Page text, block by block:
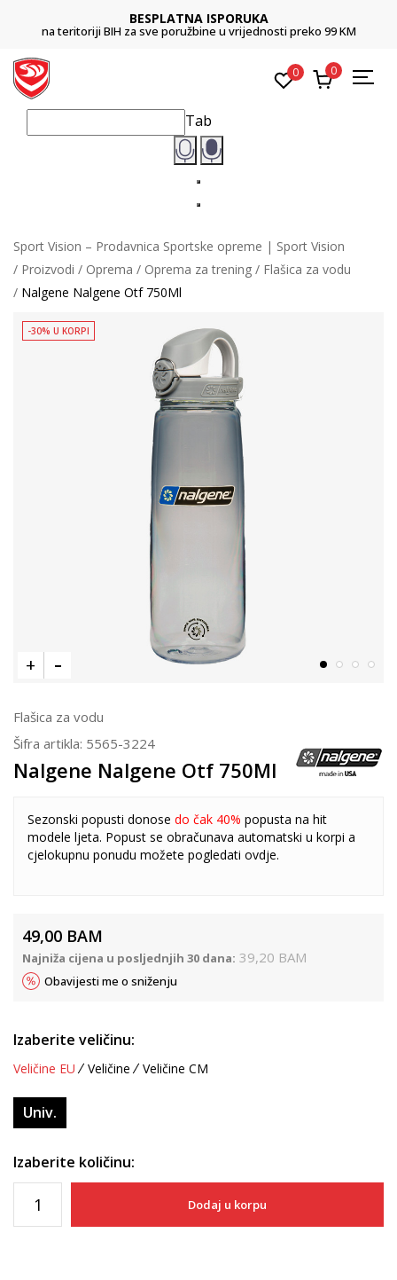
BESPLATNA ISPORUKA
na teritoriji BIH za sve poružbine u vrijednosti preko 99 KM
0 0
Tab
Sport Vision – Prodavnica Sportske opreme | Sport Vision
Proizvodi
Oprema Oprema za trening
Flašica za vodu
Nalgene Nalgene Otf 750Ml
-30% U KORPI
Flašica za vodu
Šifra artikla: 5565-3224
Nalgene Nalgene Otf 750Ml
Sezonski popusti donose do čak 40% popusta na hit
modele ljeta. Popust se obračunava automatski u korpi a
cjelokupnu ponudu možete pogledati ovdje.
49,00 BAM
Najniža cijena u posljednjih 30 dana: 39,20 BAM
Obavijesti me o sniženju
Izaberite veličinu:
Veličine EU Veličine Veličine CM
Univ.
Izaberite količinu:
Dodaj u korpu